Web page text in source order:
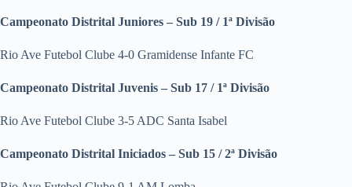
Campeonato Distrital Juniores – Sub 19 / 1ª Divisão
Rio Ave Futebol Clube 4-0 Gramidense Infante FC
Campeonato Distrital Juvenis – Sub 17 / 1ª Divisão
Rio Ave Futebol Clube 3-5 ADC Santa Isabel
Campeonato Distrital Iniciados – Sub 15 / 2ª Divisão